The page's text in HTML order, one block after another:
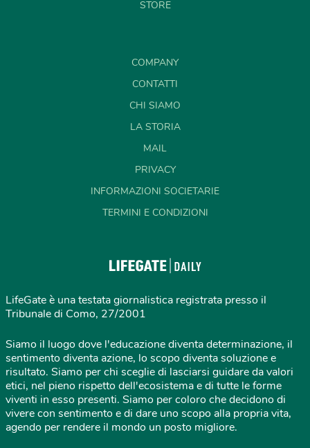
STORE
COMPANY
CONTATTI
CHI SIAMO
LA STORIA
MAIL
PRIVACY
INFORMAZIONI SOCIETARIE
TERMINI E CONDIZIONI
LifeGate è una testata giornalistica registrata presso il
Tribunale di Como, 27/2001
Siamo il luogo dove l'educazione diventa determinazione, il
sentimento diventa azione, lo scopo diventa soluzione e
risultato. Siamo per chi sceglie di lasciarsi guidare da valori
etici, nel pieno rispetto dell'ecosistema e di tutte le forme
viventi in esso presenti. Siamo per coloro che decidono di
vivere con sentimento e di dare uno scopo alla propria vita,
agendo per rendere il mondo un posto migliore.